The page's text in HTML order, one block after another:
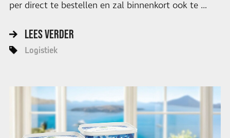
per direct te bestellen en zal binnenkort ook te …
LEES VERDER
Logistiek